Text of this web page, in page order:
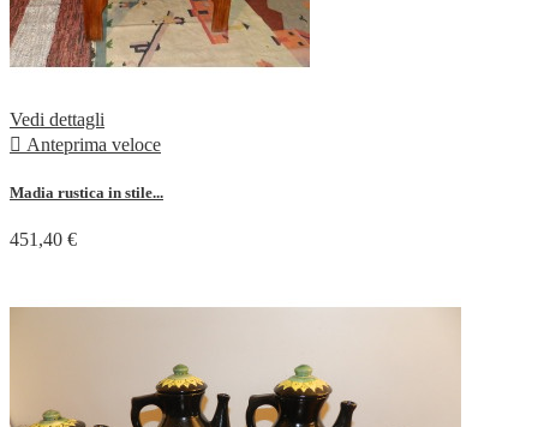
Vedi dettagli
 Anteprima veloce
Madia rustica in stile...
451,40 €